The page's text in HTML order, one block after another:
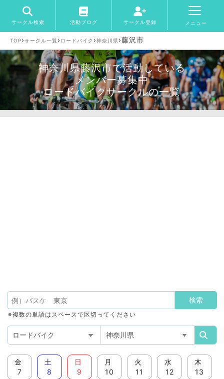
サークル検索 活動ブログ サークル登録 メニュー
TOP›サークル一覧 › ロードバイク ›神奈川県›藤沢市
神奈川県藤沢市で活動している
メンバー募集中
ロードバイクサークルの一覧
※複数の単語はスペースで区切ってください
金
7
土
8
日
9
月
10
火
11
水
12
木
13